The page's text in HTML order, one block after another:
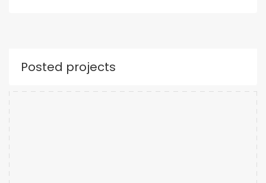
Posted projects